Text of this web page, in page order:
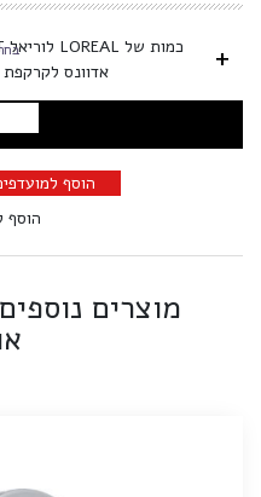
+
אדוונס לקרקפת
הוסף
הוסף
מוצרים